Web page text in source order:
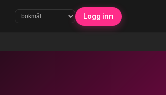
Logg inn